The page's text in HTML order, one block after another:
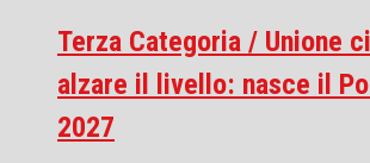
Terza Categoria / Unione
alzare il livello: nasce il
2027